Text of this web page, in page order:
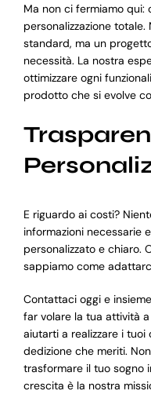
Ma non ci fermiamo qui:
personalizzazione
standard, ma un
necessità. La nostra
ottimizzare ogni
prodotto che si evolve
E riguardo ai costi?
informazioni necessarie
personalizzato e chiaro.
sappiamo come
Contattaci oggi e
far volare la tua attività
aiutarti a realizzare i
dedizione che meriti.
trasformare il tuo sogno
crescita è la nostra